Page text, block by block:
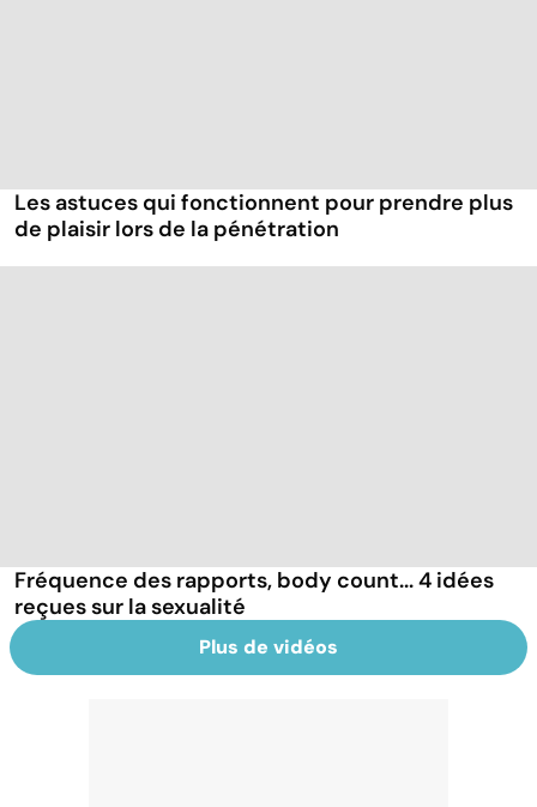
Les astuces qui fonctionnent pour prendre plus
de plaisir lors de la pénétration
Fréquence des rapports, body count... 4 idées
reçues sur la sexualité
Plus de vidéos